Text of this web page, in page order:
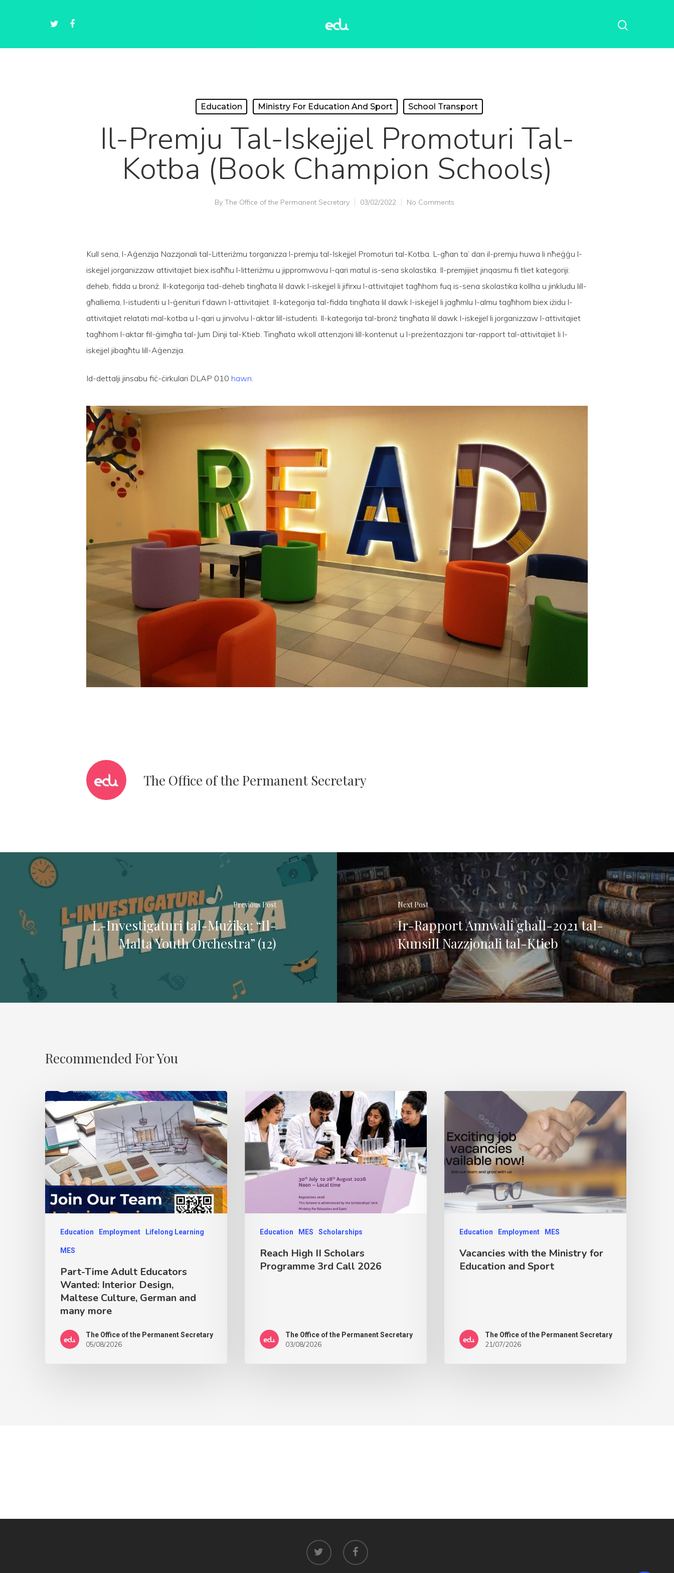
Hit enter to search or ESC to close
Education Ministry For Education And Sport School Transport
Il-Premju Tal-Iskejjel Promoturi Tal-
Kotba (Book Champion Schools)
By The Office of the Permanent Secretary 03/02/2022 No Comments
Kull sena, l-Aġenzija Nazzjonali tal-Litteriżmu torganizza l-premju tal-Iskejjel Promoturi tal-Kotba. L-għan ta’ dan il-premju huwa li nħeġġu l-
iskejjel jorganizzaw attivitajiet biex isaħħu l-litteriżmu u jippromwovu l-qari matul is-sena skolastika. Il-premjijiet jinqasmu fi tliet kategoriji:
deheb, fidda u bronż. Il-kategorija tad-deheb tingħata lil dawk l-iskejjel li jifirxu l-attivitajiet tagħhom fuq is-sena skolastika kollha u jinkludu lill-
għalliema, l-istudenti u l-ġenituri f’dawn l-attivitajiet. Il-kategorija tal-fidda tingħata lil dawk l-iskejjel li jagħmlu l-almu tagħhom biex iżidu l-
attivitajiet relatati mal-kotba u l-qari u jinvolvu l-aktar lill-istudenti. Il-kategorija tal-bronż tingħata lil dawk l-iskejjel li jorganizzaw l-attivitajiet
tagħhom l-aktar fil-ġimgħa tal-Jum Dinji tal-Ktieb. Tingħata wkoll attenzjoni lill-kontenut u l-preżentazzjoni tar-rapport tal-attivitajiet li l-
iskejjel jibagħtu lill-Aġenzija.
Id-dettalji jinsabu fiċ-ċirkulari DLAP 010 hawn.
The Office of the Permanent Secretary
Previous Post
L-Investigaturi tal-Mużika: “Il-
Malta Youth Orchestra” (12)
Next Post
Ir-Rapport Annwali għall-2021 tal-
Kunsill Nazzjonali tal-Ktieb
Recommended For You
Education Employment Lifelong Learning
MES
Part-Time Adult Educators
Wanted: Interior Design,
Maltese Culture, German and
many more
The Office of the Permanent Secretary
05/08/2026
Education MES Scholarships
Reach High II Scholars
Programme 3rd Call 2026
The Office of the Permanent Secretary
03/08/2026
Education Employment MES
Vacancies with the Ministry for
Education and Sport
The Office of the Permanent Secretary
21/07/2026